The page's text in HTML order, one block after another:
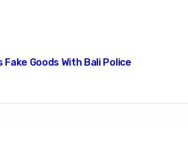
Fake Goods With Bali Police